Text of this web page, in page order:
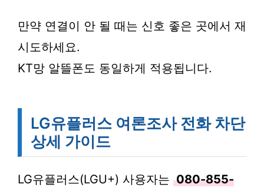
만약 연결이 안 될 때는 신호 좋은 곳에서 재
시도하세요.
KT망 알뜰폰도 동일하게 적용됩니다.
LG유플러스 여론조사 전화 차단
상세 가이드
LG유플러스(LGU+) 사용자는 080-855-